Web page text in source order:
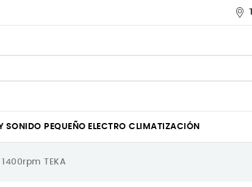
SONIDO PEQUEÑO ELECTRO CLIMATIZACIÓN
TEKA